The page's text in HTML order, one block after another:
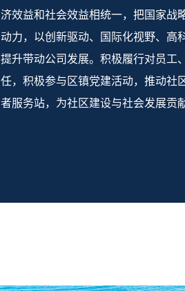
济效益和社会效益相统一，把国家战
动力，以创新驱动、国际化视野、高
提升带动公司发展。积极履行对员工
任，积极参与区镇党建活动，推动社
者服务站，为社区建设与社会发展贡